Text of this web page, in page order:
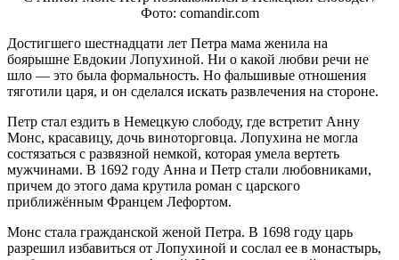
Фото: comandir.com
Достигшего шестнадцати лет Петра мама женила на
боярышне Евдокии Лопухиной. Ни о какой любви речи не
шло — это была формальность. Но фальшивые отношения
тяготили царя, и он сделался искать развлечения на стороне.
Петр стал ездить в Немецкую слободу, где встретит Анну
Монс, красавицу, дочь виноторговца. Лопухина не могла
состязаться с развязной немкой, которая умела вертеть
мужчинами. В 1692 году Анна и Петр стали любовниками,
причем до этого дама крутила роман с царского
приближённым Францем Лефортом.
Монс стала гражданской женой Петра. В 1698 году царь
разрешил избавиться от Лопухиной и сослал ее в монастырь,